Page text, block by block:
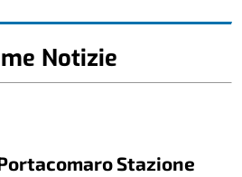
Notizie
Stazione